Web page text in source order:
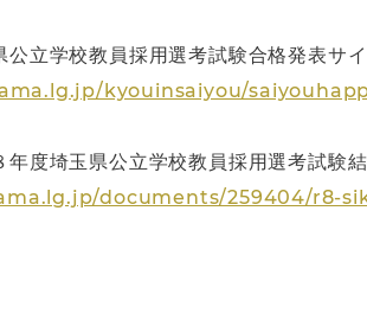
立学校教員採用選考試験合格発表サイ
kyouinsaiyou/
度埼玉県公立学校教員採用選考試験
documents/259404/r8-